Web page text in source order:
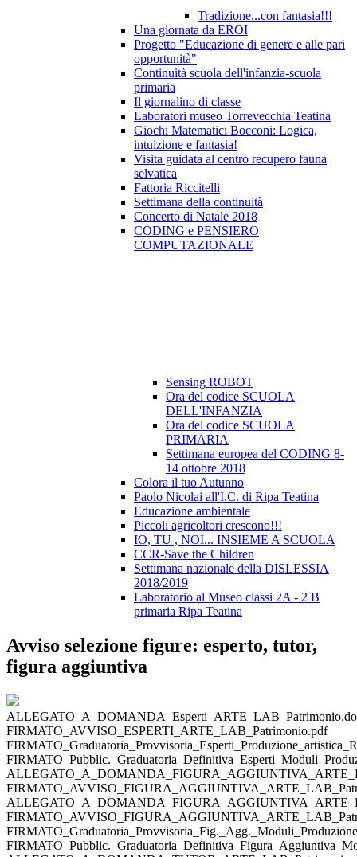
Tradizione...con fantasia!!!
Una giornata da EROI
Progetto "Educazione di genere e alle pari
opportunità"
Continuità scuola dell'infanzia-scuola
primaria
Il giornalino di classe
Laboratori museo Torrevecchia Teatina
Giochi Matematici Bocconi: Logica,
intuizione e fantasia!
Visita guidata al centro recupero fauna
selvatica
Fattoria Riccitelli
Settimana della continuità
Concerto di Natale 2018
CODING e PENSIERO
COMPUTAZIONALE
Sensing ROBOT
Ora del codice SCUOLA
DELL'INFANZIA
Ora del codice SCUOLA
PRIMARIA
Settimana europea del CODING 8-
14 ottobre 2018
Colora il tuo Autunno
Paolo Nicolai all'I.C. di Ripa Teatina
Educazione ambientale
Piccoli agricoltori crescono!!!
IO, TU , NOI... INSIEME A SCUOLA
CCR-Save the Children
Settimana nazionale della DISLESSIA
2018/2019
Laboratorio al Museo classi 2A - 2 B
primaria Ripa Teatina
Avviso selezione figure: esperto, tutor,
figura aggiuntiva
FIRMATO_AVVISO_ESPERTI_ARTE_LAB_Patrimonio.pdf